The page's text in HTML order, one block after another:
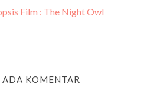
Film : The Night Owl
KOMENTAR